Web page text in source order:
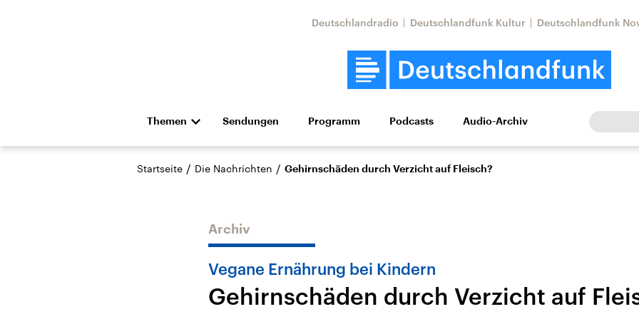
Deutschlandradio Deutschlandfunk Kultur Deutschlandfunk
Themen
Die Nachrichten Politik Wirtschaft Wissen Kultur Europa
Hörspiel und Feature Musik
Nahostkonflikt
Iran
Faktenchecks
Sendungen Programm Podcasts Audio-Archiv
Startseite / Die Nachrichten / Gehirnschäden durch Verzicht auf Fleisch?
Archiv
Vegane Ernährung bei Kindern
Gehirnschäden durch Verzicht auf